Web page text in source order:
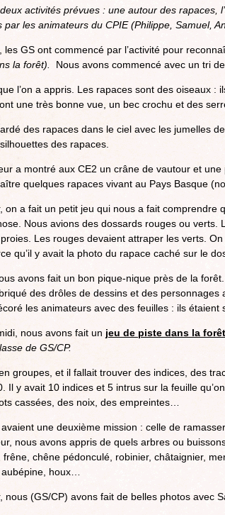
activités prévues : une autour des rapaces,
par les animateurs du CPIE (Philippe, Samuel,
les GS ont commencé par l’activité pour
la forêt).
Nous avons commencé avec un tri
l’on a appris. Les rapaces sont des oiseaux
une très bonne vue, un bec crochu et des
des rapaces dans le ciel avec les jumelles
des rapaces.
a montré aux CE2 un crâne de vautour et
quelques rapaces vivant au Pays Basque
on a fait un petit jeu qui nous a fait comprendre
Nous avions des dossards rouges ou
Les rouges devaient attraper les verts.
qu’il y avait la photo du rapace caché sur le
avons fait un bon pique-nique près de la
des drôles de dessins et des personnages
les animateurs avec des feuilles : ils étaient
nous avons fait un jeu de piste dans la forêt
de GS/CP.
groupes, et il fallait trouver des indices, des
Il y avait 10 indices et 5 intrus sur la feuille
cassées, des noix, des empreintes…
une deuxième mission : celle de
nous avons appris de quels arbres ou
frêne, chêne pédonculé, robinier, châtaignier,
aubépine, houx…
nous (GS/CP) avons fait de belles photos avec